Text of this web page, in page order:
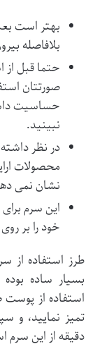
بهتر است
بلافاصله
حتما قبل از
صورتتان
حساسیت
نبینید.
در نظر
محصولات
نشان نمی
خود را بر
بسیار ساده
استفاده از
تمیز نمایید، و
دقیقه از این سرم